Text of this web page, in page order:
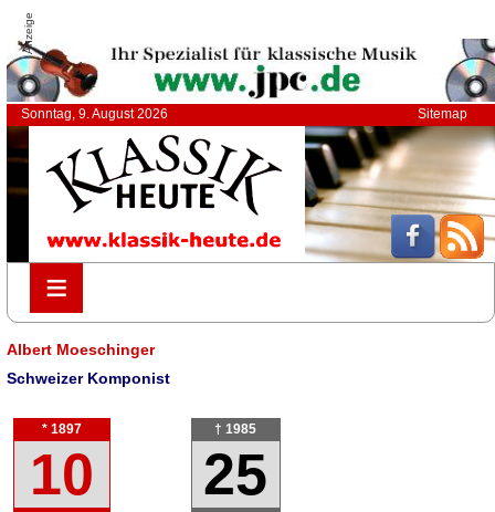
Anzeige
Sonntag, 9. August 2026 Sitemap
≡
≡
Albert Moeschinger
Schweizer Komponist
* 1897
10
† 1985
25